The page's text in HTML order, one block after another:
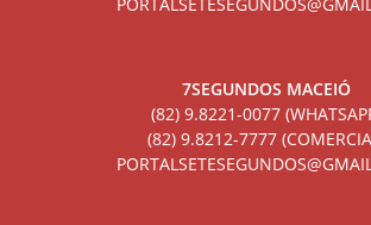
7SEGUNDOS MACEIÓ
(82) 9.8221-0077
(82) 9.8212-7777